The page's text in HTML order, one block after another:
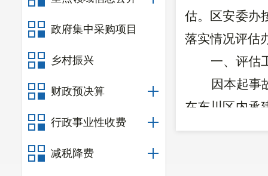
政府集中采购项目
乡村振兴
财政预决算
行政事业性收费
减税降费
估。区安委办
落实情况评估
一、 评估
因本起事
在东川区内承
评估，故本次